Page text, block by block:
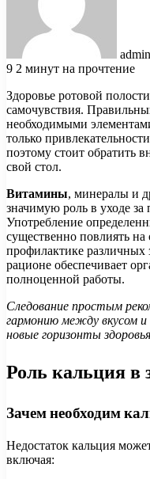
admin
9 2 минут на прочтение
Здоровье ротовой
самочувствия.
необходимыми
только
поэтому стоит обратить
свой стол.
Витамины, минералы и
значимую роль в уходе
Употребление
существенно повлиять на
профилактике различных
рационе обеспечивает
полноценной работы.
Следование простым
гармонию между вкусом и
новые горизонты
Роль кальция в
Зачем необходим
Недостаток кальция
включая: